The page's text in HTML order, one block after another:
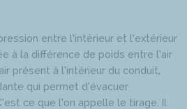
entre l’intérieur et l’extérieur
à la différence de poids entre l’air
présent à l’intérieur du conduit,
qui permet d’évacuer
ce que l’on appelle le tirage. Il